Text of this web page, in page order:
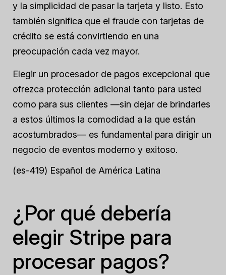
y la simplicidad de pasar la tarjeta y listo. Esto
también significa que el fraude con tarjetas de
crédito se está convirtiendo en una
preocupación cada vez mayor.
Elegir un procesador de pagos excepcional que
ofrezca protección adicional tanto para usted
como para sus clientes —sin dejar de brindarles
a estos últimos la comodidad a la que están
acostumbrados— es fundamental para dirigir un
negocio de eventos moderno y exitoso.
(es-419) Español de América Latina
¿Por qué debería
elegir Stripe para
procesar pagos?